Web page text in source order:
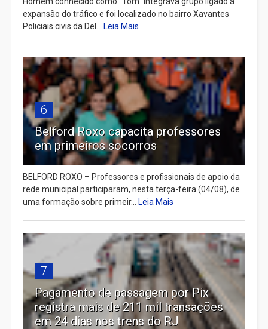
expansão do tráfico e foi localizado no bairro Xavantes
Policiais civis da Del...
Leia Mais
6
Belford Roxo capacita professores
em primeiros socorros
BELFORD ROXO – Professores e profissionais de apoio da
rede municipal participaram, nesta terça-feira (04/08), de
uma formação sobre primeir...
Leia Mais
7
Pagamento de passagem por Pix
registra mais de 211 mil transações
em 24 dias nos trens do RJ